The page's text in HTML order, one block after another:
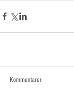
Kommentarer